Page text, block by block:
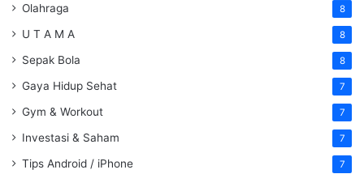
Olahraga 8
U T A M A 8
Sepak Bola 8
Gaya Hidup Sehat 7
Gym & Workout 7
Investasi & Saham 7
Tips Android / iPhone 7